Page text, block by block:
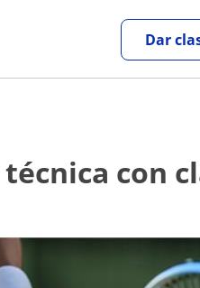
Dar